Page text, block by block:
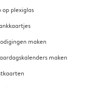
op plexiglas
maken
maken